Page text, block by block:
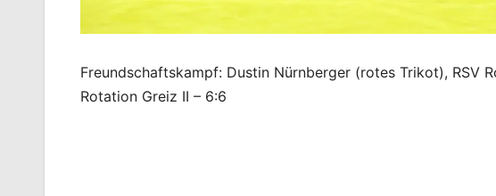
Freundschaftskampf: Dustin Nürnberger (rotes Trikot), RSV
Rotation Greiz II – 6:6